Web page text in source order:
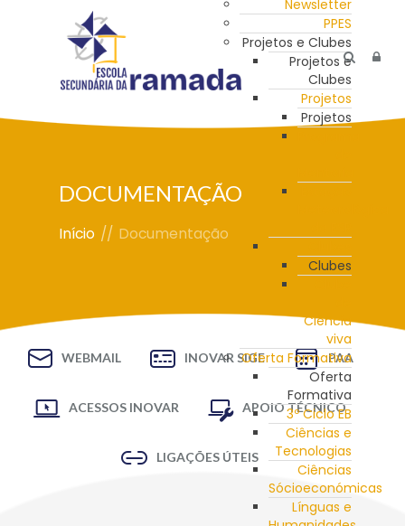
Newsletter
PPES
Projetos e Clubes
Projetos e
Clubes
Projetos
Projetos
Clubes
Ciência
viva
Oferta Formativa
Oferta
Formativa
3º Ciclo EB
Ciências e
Tecnologias
Ciências
Sócioeconómicas
Línguas e
DOCUMENTAÇÃO
Início // Documentação
WEBMAIL INOVAR SIGE PAA
ACESSOS INOVAR APOIO TÉCNICO
LIGAÇÕES ÚTEIS